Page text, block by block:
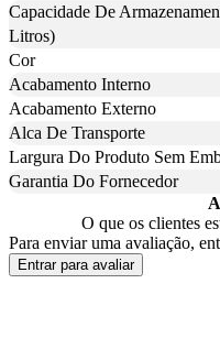
Capacidade De
Litros)
Cor
Acabamento Interno
Acabamento Externo
Alca De Transporte
Largura Do Produto Sem
Garantia Do Fornecedor
O que os clientes
Para enviar uma avaliação,
Entrar para avaliar